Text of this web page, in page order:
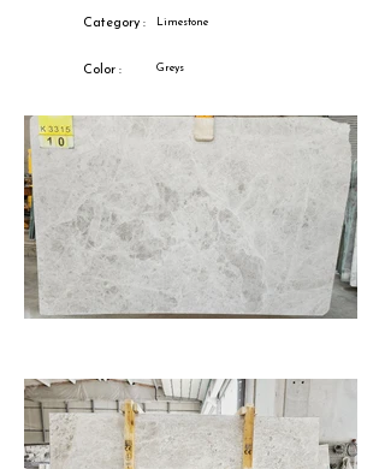
Category : Limestone
Color : Greys